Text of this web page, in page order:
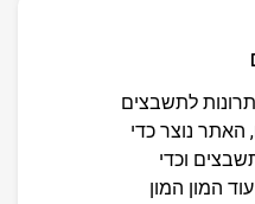
לתשבצים
האתר נוצר כדי
וכדי
המון המון